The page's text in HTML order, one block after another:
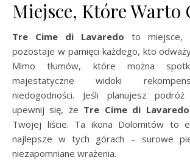
Miejsce, Które Warto
Tre Cime di Lavaredo to miejsce,
pozostaje w pamięci każdego, kto
Mimo tłumów, które można
majestatyczne widoki
niedogodności. Jeśli planujesz
upewnij się, że Tre Cime di Lavaredo
Twojej liście. Ta ikona Dolomitów to
najlepsze w tych górach – surowe
niezapomniane wrażenia.